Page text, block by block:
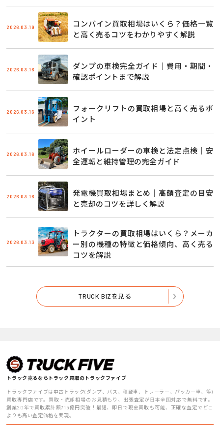
2026.03.19
コンバイン買取相場はいくら？価格一覧
と高く売るコツをわかりやすく解説
2026.03.16
ダンプの車検完全ガイド｜費用・期間・
確認ポイントまで解説
2026.03.16
フォークリフトの買取相場と高く売るポ
イント
2026.03.16
ホイールローダーの車検と法定点検｜安
全運転と維持管理の完全ガイド
2026.03.16
発電機買取相場まとめ｜高額査定の目安
と売却のコツを詳しく解説
2026.03.13
トラクターの買取相場はいくら？メーカ
ー別の機種の特徴と価格傾向、高く売る
コツを解説
TRUCK BIZを見る
トラック売るならトラック買取のトラックファイブ
トラックファイブは中古トラック(ダンプ、バス、積載車、トレーラー、パッカー車、等)
買取専門店です。買取・売却相場のお見積もり、出張査定が日本全国対応で無料です。
創業20年で買取累計額715億円突破！最短、即日で現金買取も可能、正確な査定でどこ
よりも高い査定価格を実現。